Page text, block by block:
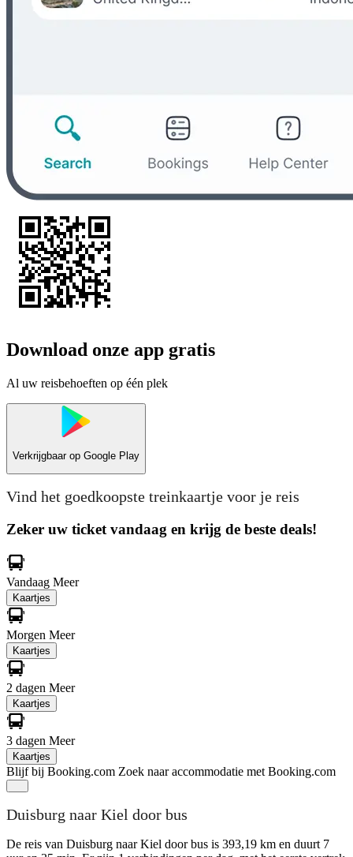
Download onze app gratis
Al uw reisbehoeften op één plek
Verkrijgbaar op Google Play
Vind het goedkoopste treinkaartje voor je reis
Zeker uw ticket vandaag en krijg de beste deals!
Vandaag Meer
Kaartjes
Morgen Meer
Kaartjes
2 dagen Meer
Kaartjes
3 dagen Meer
Kaartjes
Blijf bij Booking.com Zoek naar accommodatie met Booking.com
Duisburg naar Kiel door bus
De reis van Duisburg naar Kiel door bus is 393,19 km en duurt 7